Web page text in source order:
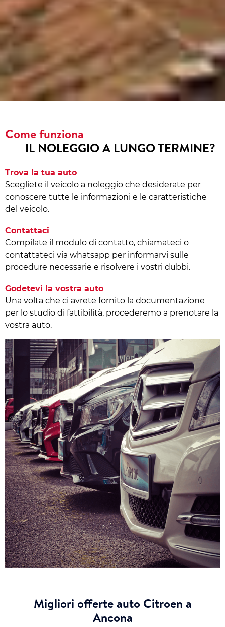
Come funziona
IL NOLEGGIO A LUNGO TERMINE?
Trova la tua auto
Scegliete il veicolo a noleggio che desiderate per
conoscere tutte le informazioni e le caratteristiche
del veicolo.
Contattaci
Compilate il modulo di contatto, chiamateci o
contattateci via whatsapp per informarvi sulle
procedure necessarie e risolvere i vostri dubbi.
Godetevi la vostra auto
Una volta che ci avrete fornito la documentazione
per lo studio di fattibilità, procederemo a prenotare la
vostra auto.
Migliori offerte auto Citroen a
Ancona